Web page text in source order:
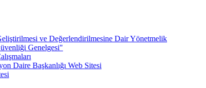
ve Değerlendirilmesine Dair Yönetmelik
Genelgesi"
Daire Başkanlığı Web Sitesi